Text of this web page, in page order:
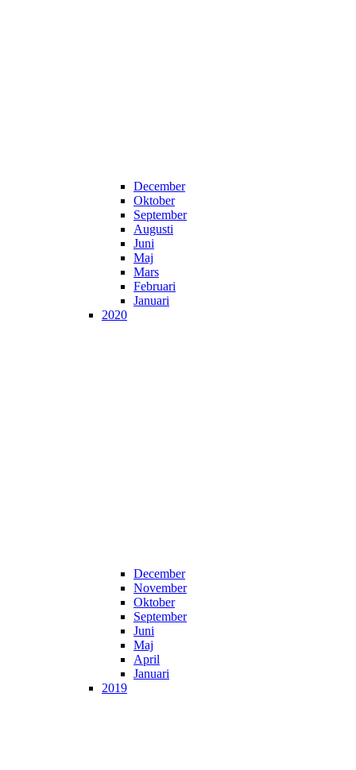
December
Oktober
September
Augusti
Juni
Maj
Mars
Februari
Januari
2020
December
November
Oktober
September
Juni
Maj
April
Januari
2019